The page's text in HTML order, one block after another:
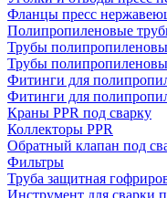
Фланцы пресс
Полипропиленовые
Трубы
Трубы
Фитинги для
Фитинги для
Краны PPR под сварку
Коллекторы PPR
Обратный клапан под
Фильтры
Труба защитная
Инструмент для сварки